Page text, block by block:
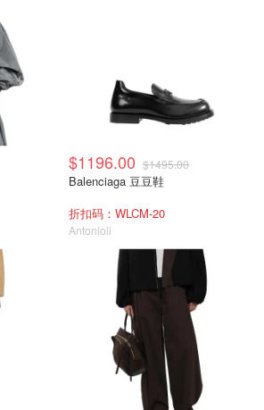
$1196.00 $1495.00
Balenciaga 豆豆鞋
折扣码：WLCM-20
Antonioli